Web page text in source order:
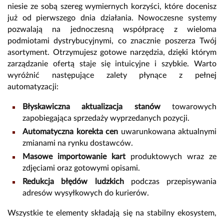
niesie ze sobą szereg wymiernych korzyści, które docenisz
już od pierwszego dnia działania. Nowoczesne systemy
pozwalają na jednoczesną współpracę z wieloma
podmiotami dystrybucyjnymi, co znacznie poszerza Twój
asortyment. Otrzymujesz gotowe narzędzia, dzięki którym
zarządzanie ofertą staje się intuicyjne i szybkie. Warto
wyróżnić następujące zalety płynące z pełnej
automatyzacji:
Błyskawiczna aktualizacja stanówtowarowych
zapobiegająca sprzedaży wyprzedanych pozycji.
Automatyczna korekta cen uwarunkowana aktualnymi
zmianami na rynku dostawców.
Masowe importowanie kartproduktowych wraz ze
zdjęciami oraz gotowymi opisami.
Redukcja błędów ludzkichpodczas przepisywania
adresów wysyłkowych do kurierów.
Wszystkie te elementy składają się na stabilny ekosystem,